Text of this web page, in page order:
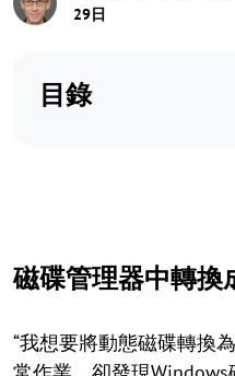
29日
目錄
磁碟管理器中轉換
“我想要將動態磁碟轉換